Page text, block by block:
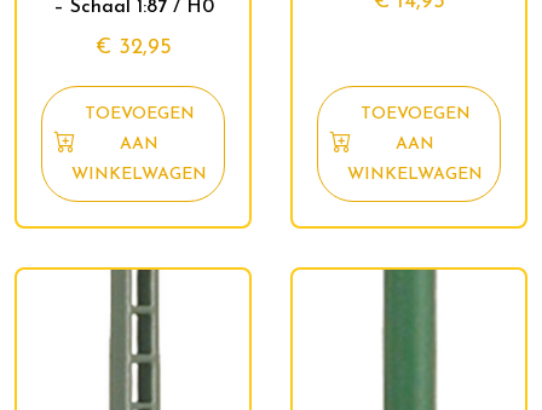
– Schaal 1:87 / H0
€ 32,95
TOEVOEGEN
AAN
WINKELWAGEN
TOEVOEGEN
AAN
WINKELWAGEN